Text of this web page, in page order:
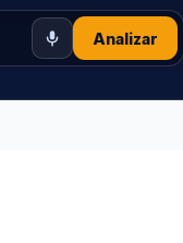
Analizar